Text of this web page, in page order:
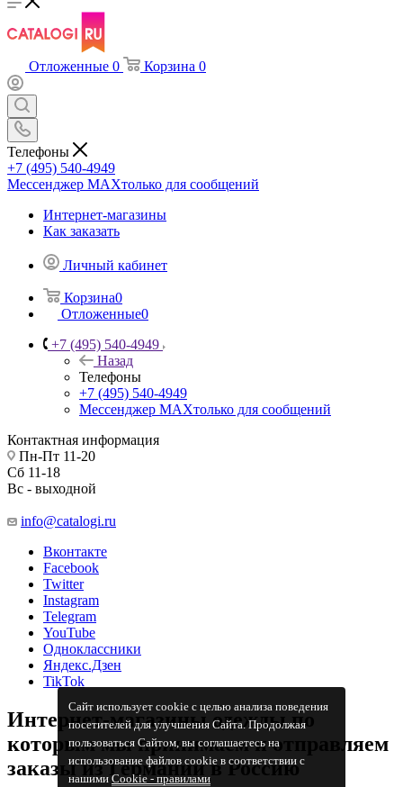
Сайт использует cookie с целью анализа поведения
посетителей для улучшения Сайта. Продолжая
пользоваться Сайтом, вы соглашаетесь на
использование файлов cookie в соответствии с
нашимиCookiе - правилами
Отложенные 0 Корзина 0
Телефоны
+7 (495) 540-4949
Мессенджер МАХтолько для сообщений
Интернет-магазины
Как заказать
Личный кабинет
Корзина0
Отложенные0
+7 (495) 540-4949
Назад
Телефоны
+7 (495) 540-4949
Мессенджер МАХтолько для сообщений
Контактная информация
Пн-Пт 11-20
Сб 11-18
Вс - выходной
info@catalogi.ru
Вконтакте
Facebook
Twitter
Instagram
Telegram
YouTube
Одноклассники
Яндекс.Дзен
TikTok
Интернет-магазины одежды по
которым мы принимаем и отправляем
заказы из Германии в Россию